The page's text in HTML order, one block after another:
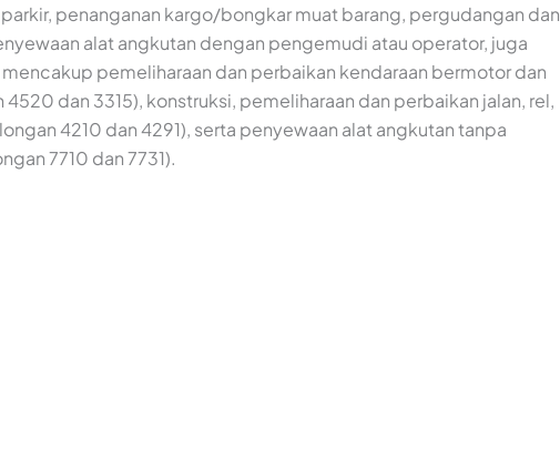
penanganan kargo/bongkar muat barang, pergudangan dan
alat angkutan dengan pengemudi atau operator, juga
pemeliharaan dan perbaikan kendaraan bermotor dan
dan 3315), konstruksi, pemeliharaan dan perbaikan jalan, rel,
4210 dan 4291), serta penyewaan alat angkutan tanpa
7710 dan 7731).